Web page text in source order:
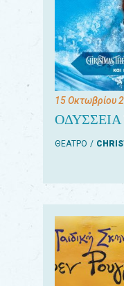
15 Οκτωβρίου
ΘΕΑΤΡΟ